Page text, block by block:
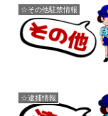
☆その他駐禁情報
☆逮捕情報